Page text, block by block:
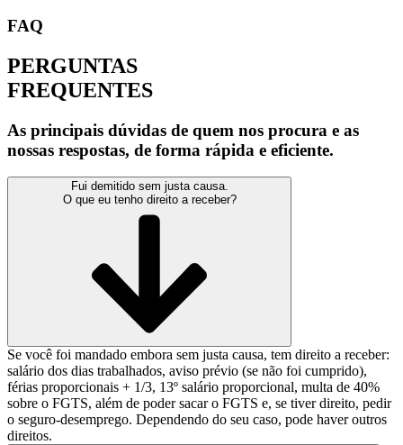
FAQ
PERGUNTAS
FREQUENTES
As principais dúvidas de quem nos procura e as
nossas respostas, de forma rápida e eficiente.
Fui demitido sem justa causa.
O que eu tenho direito a receber?
Se você foi mandado embora sem justa causa, tem direito a receber:
salário dos dias trabalhados, aviso prévio (se não foi cumprido),
férias proporcionais + 1/3, 13º salário proporcional, multa de 40%
sobre o FGTS, além de poder sacar o FGTS e, se tiver direito, pedir
o seguro-desemprego. Dependendo do seu caso, pode haver outros
direitos.